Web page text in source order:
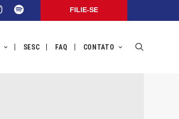
FILIE-SE
SESC FAQ CONTATO